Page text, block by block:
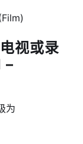
视或录
–
为